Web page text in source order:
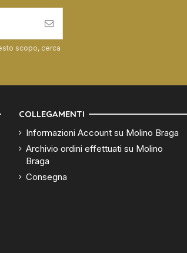
scopo, cerca
COLLEGAMENTI
Informazioni Account su Molino Braga
Archivio ordini effettuati su Molino
Braga
Consegna